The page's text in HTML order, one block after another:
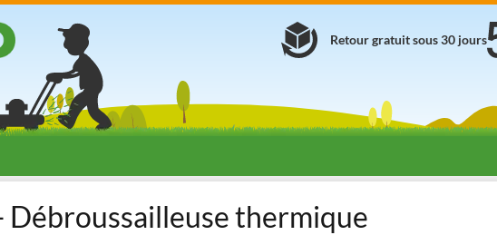
Retour gratuit sous 30 jours
Débroussailleuse thermique